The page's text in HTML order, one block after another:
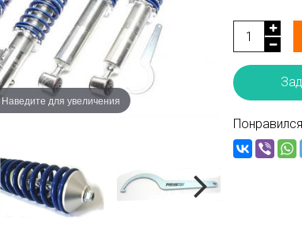
Наведите для увеличения